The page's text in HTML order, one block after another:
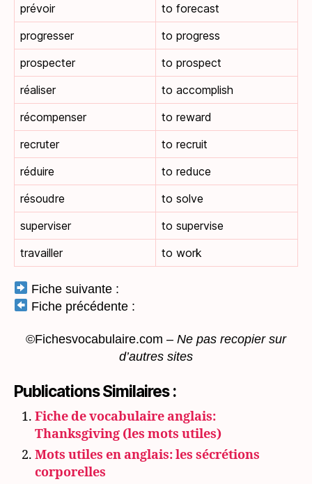
prévoir
to forecast
progresser
to progress
prospecter
to prospect
réaliser
to accomplish
récompenser
to reward
recruter
to recruit
réduire
to reduce
résoudre
to solve
superviser
to supervise
travailler
to work
Fiche suivante :
Fiche précédente :
©Fichesvocabulaire.com – Ne pas recopier sur
d’autres sites
Publications Similaires :
Fiche de vocabulaire anglais:
Thanksgiving (les mots utiles)
Mots utiles en anglais: les sécrétions
corporelles